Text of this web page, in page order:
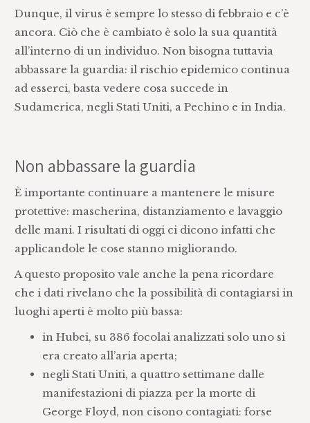
Dunque, il virus è sempre lo stesso di febbraio e c’è
ancora. Ciò che è cambiato è solo la sua quantità
all’interno di un individuo. Non bisogna tuttavia
abbassare la guardia: il rischio epidemico continua
ad esserci, basta vedere cosa succede in
Sudamerica, negli Stati Uniti, a Pechino e in India.
Non abbassare la guardia
È importante continuare a mantenere le misure
protettive: mascherina, distanziamento e lavaggio
delle mani. I risultati di oggi ci dicono infatti che
applicandole le cose stanno migliorando.
A questo proposito vale anche la pena ricordare
che i dati rivelano che la possibilità di contagiarsi in
luoghi aperti è molto più bassa:
in Hubei, su 386 focolai analizzati solo uno si
era creato all’aria aperta;
negli Stati Uniti, a quattro settimane dalle
manifestazioni di piazza per la morte di
George Floyd, non cisono contagiati: forse